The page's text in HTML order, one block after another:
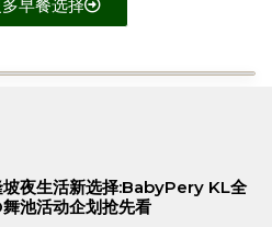
早餐选择
坡夜生活新选择:BabyPery KL全
池活动企划抢先看